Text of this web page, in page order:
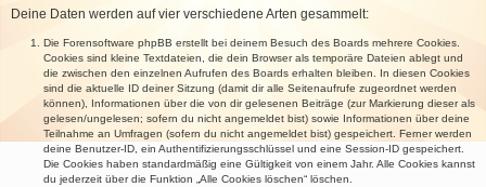
Deine Daten werden auf vier verschiedene Arten gesammelt:
Die Forensoftware phpBB erstellt bei deinem Besuch des Boards mehrere Cookies.
Cookies sind kleine Textdateien, die dein Browser als temporäre Dateien ablegt und
die zwischen den einzelnen Aufrufen des Boards erhalten bleiben. In diesen Cookies
sind die aktuelle ID deiner Sitzung (damit dir alle Seitenaufrufe zugeordnet werden
können), Informationen über die von dir gelesenen Beiträge (zur Markierung dieser als
gelesen/ungelesen; sofern du nicht angemeldet bist) sowie Informationen über deine
Teilnahme an Umfragen (sofern du nicht angemeldet bist) gespeichert. Ferner werden
deine Benutzer-ID, ein Authentifizierungsschlüssel und eine Session-ID gespeichert.
Die Cookies haben standardmäßig eine Gültigkeit von einem Jahr. Alle Cookies kannst
du jederzeit über die Funktion „Alle Cookies löschen“ löschen.